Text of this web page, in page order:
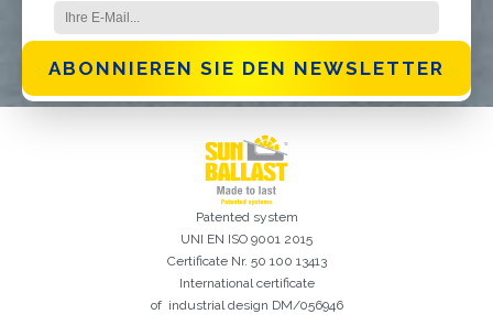
ABONNIEREN SIE DEN NEWSLETTER
Patented system
UNI EN ISO 9001 2015
Certificate Nr. 50 100 13413
International certificate
of industrial design DM/056946